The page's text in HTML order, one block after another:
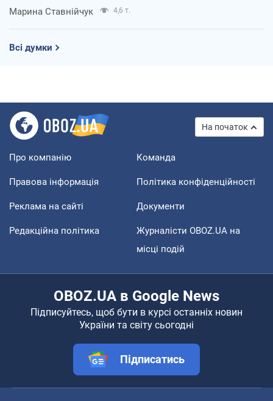
Марина Ставнійчук 4,6 т.
Всі думки
На початок
Про компанію Команда
Правова інформація Політика конфіденційності
Реклама на сайті Документи
Редакційна політика
Журналісти OBOZ.UA на
місці подій
OBOZ.UA в Google News
Підписуйтесь, щоб бути в курсі останніх новин
України та світу сьогодні
Підписатись